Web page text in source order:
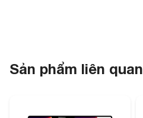
Sản phẩm liên quan